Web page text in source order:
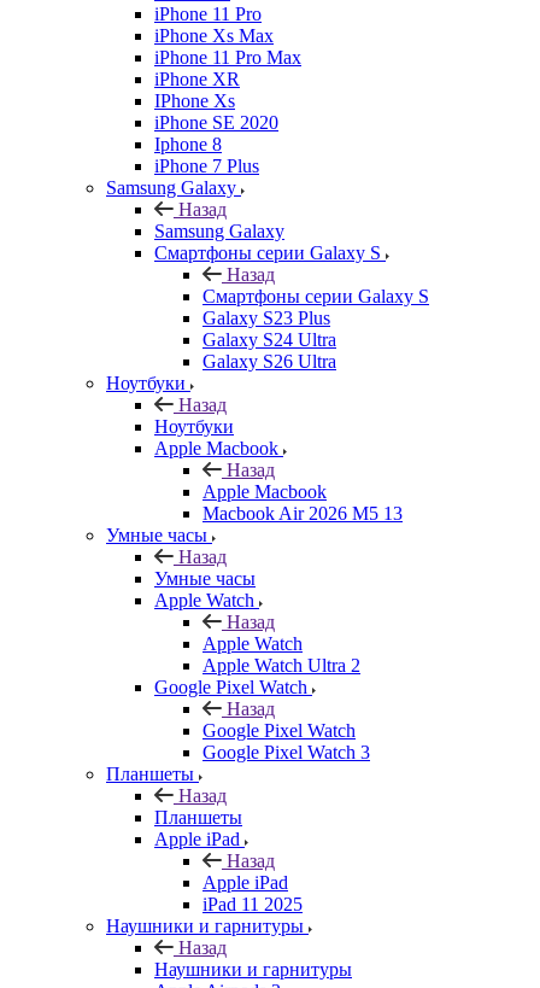
iPhone 11 Pro
iPhone Xs Max
iPhone 11 Pro Max
iPhone XR
IPhone Xs
iPhone SE 2020
Iphone 8
iPhone 7 Plus
Samsung Galaxy
Назад
Samsung Galaxy
Смартфоны серии Galaxy S
Назад
Смартфоны серии Galaxy S
Galaxy S23 Plus
Galaxy S24 Ultra
Galaxy S26 Ultra
Ноутбуки
Назад
Ноутбуки
Apple Macbook
Назад
Apple Macbook
Macbook Air 2026 M5 13
Умные часы
Назад
Умные часы
Apple Watch
Назад
Apple Watch
Apple Watch Ultra 2
Google Pixel Watch
Назад
Google Pixel Watch
Google Pixel Watch 3
Планшеты
Назад
Планшеты
Apple iPad
Назад
Apple iPad
iPad 11 2025
Наушники и гарнитуры
Назад
Наушники и гарнитуры